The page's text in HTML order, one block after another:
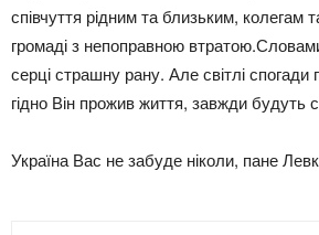
співчуття рідним та близьким, колегам
громаді з непоправною
серці страшну рану. Але світлі спогади
гідно Він прожив життя, завжди будуть
Україна Вас не забуде ніколи, пане